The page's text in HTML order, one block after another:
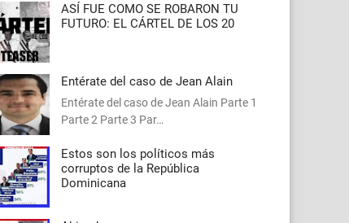
ASÍ FUE COMO SE ROBARON TU
FUTURO: EL CÁRTEL DE LOS 20
Entérate del caso de Jean Alain
Entérate del caso de Jean Alain Parte 1
Parte 2 Parte 3 Par…
Estos son los políticos más
corruptos de la República
Dominicana